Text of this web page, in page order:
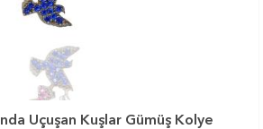
Uçuşan Kuşlar Gümüş Kolye